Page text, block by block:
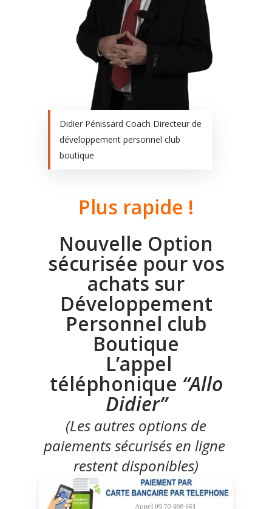
Didier Pénissard Coach Directeur de
développement personnel club
boutique
Plus rapide !
Nouvelle Option
sécurisée pour vos
achats sur
Développement
Personnel club
Boutique
L’appel
téléphonique “Allo
Didier”
(Les autres options de
paiements sécurisés en ligne
restent disponibles)